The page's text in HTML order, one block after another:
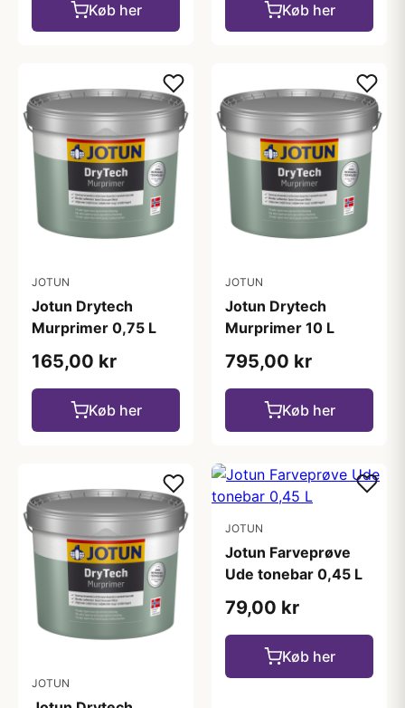
Køb her Køb her
JOTUN
Jotun Drytech
Murprimer 0,75 L
165,00 kr
Køb her
JOTUN
Jotun Drytech
Murprimer 10 L
795,00 kr
Køb her
JOTUN
JOTUN
Jotun Farveprøve
Ude tonebar 0,45 L
79,00 kr
Køb her